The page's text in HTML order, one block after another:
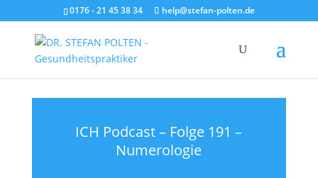
0176 - 21 45 38 34 help@stefan-polten.de
ICH Podcast – Folge 191 –
Numerologie